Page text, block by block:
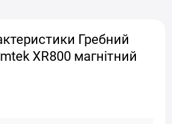
Гребний
XR800 магнітний